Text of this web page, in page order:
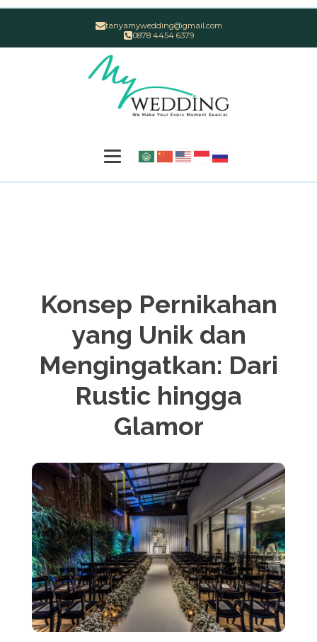
tanyamywedding@gmail.com
0878 4454 6379
Konsep Pernikahan
yang Unik dan
Mengingatkan: Dari
Rustic hingga
Glamor